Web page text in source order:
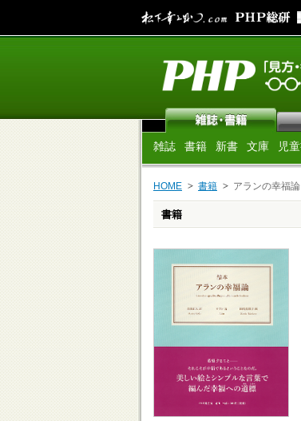
雑誌 書籍 新書 文庫 児
HOME 書籍 アランの幸福論
書籍